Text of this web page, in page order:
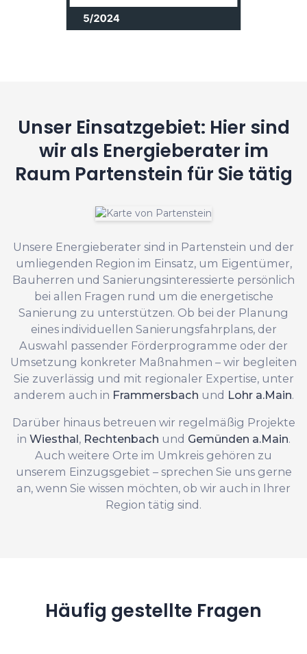
Unser Einsatzgebiet: Hier sind
wir als Energieberater im
Raum Partenstein für Sie tätig
Unsere Energieberater sind in Partenstein und der
umliegenden Region im Einsatz, um Eigentümer,
Bauherren und Sanierungsinteressierte persönlich
bei allen Fragen rund um die energetische
Sanierung zu unterstützen. Ob bei der Planung
eines individuellen Sanierungsfahrplans, der
Auswahl passender Förderprogramme oder der
Umsetzung konkreter Maßnahmen – wir begleiten
Sie zuverlässig und mit regionaler Expertise, unter
anderem auch in Frammersbach und Lohr a.Main.
Darüber hinaus betreuen wir regelmäßig Projekte
in Wiesthal, Rechtenbach und Gemünden a.Main.
Auch weitere Orte im Umkreis gehören zu
unserem Einzugsgebiet – sprechen Sie uns gerne
an, wenn Sie wissen möchten, ob wir auch in Ihrer
Region tätig sind.
Häufig gestellte Fragen